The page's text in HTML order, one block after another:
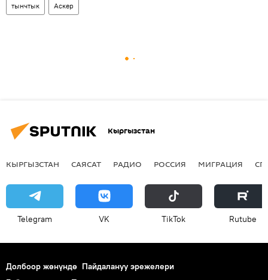
тынчтык Аскер
Кыргызстан
КЫРГЫЗСТАН САЯСАТ РАДИО РОССИЯ МИГРАЦИЯ
Telegram VK ТikТоk Rutube
Долбоор жөнүндө Пайдалануу эрежелери